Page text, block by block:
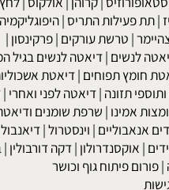
במייל:
|קרוהן| אולקוס|לחץ
פעילות התריס|היפוגליקמיה|
|טרשת עורקים| פרקינסון|
לנשים| דיאטה לנשים בגיל
תפוחים|דיאטת אשכוליות
תזונה|דיאטה לפני ואחרי|
אמינו|שרפת שומנים ודיאטה|
|וינסטרול|דיאנבול |
|אוקסנדרולון |דקה דורבולין